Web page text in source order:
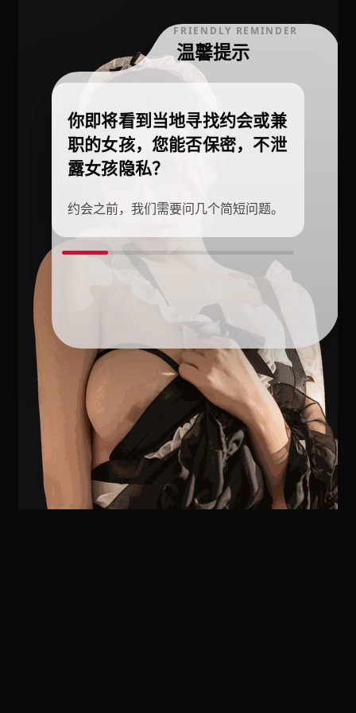
FRIENDLY REMINDER
温馨提示
你即将看到当地寻找约会或兼
职的女孩，您能否保密，不泄
露女孩隐私？
约会之前，我们需要问几个简短问题。